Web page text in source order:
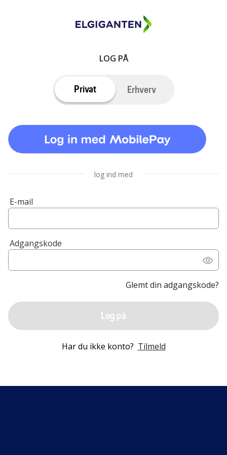
LOG PÅ
Privat Erhverv
log ind med
E-mail
Adgangskode
Glemt din adgangskode?
Log på
Har du ikke konto? Tilmeld